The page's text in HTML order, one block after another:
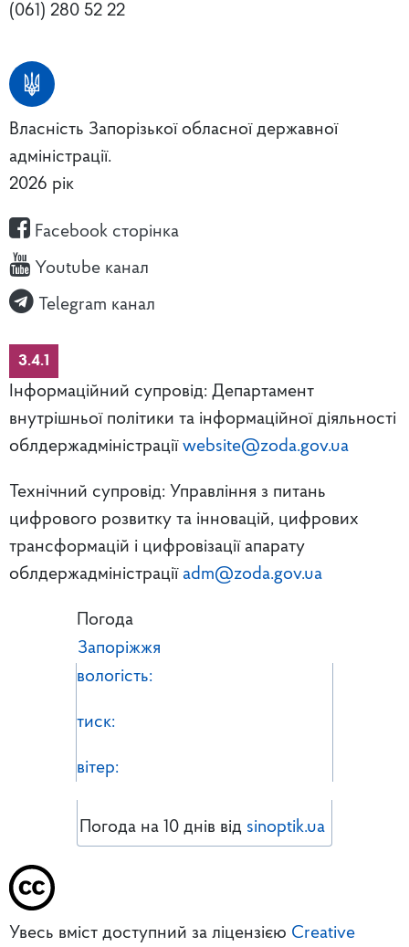
(061) 280 52 22
Власність Запорізької обласної державної
адміністрації.
2026 рік
Facebook сторінка
Youtube канал
Telegram канал
3.4.1
Інформаційний супровід: Департамент
внутрішньої політики та інформаційної діяльності
облдержадміністрації website@zoda.gov.ua
Технічний супровід: Управління з питань
цифрового розвитку та інновацій, цифрових
трансформацій і цифровізації апарату
облдержадміністрації adm@zoda.gov.ua
Погода
Запоріжжя
вологість:
тиск:
вітер:
Погода на 10 днів від sinoptik.ua
Увесь вміст доступний за ліцензією Creative